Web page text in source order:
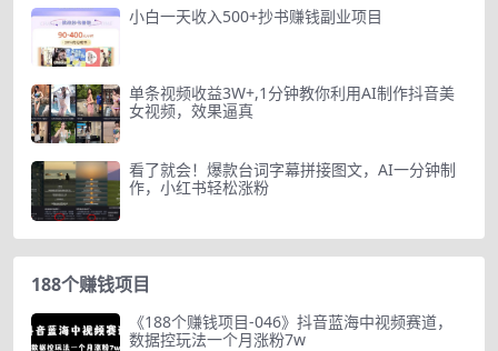
小白一天收入500+抄书赚钱副业项目
单条视频收益3W+,1分钟教你利用AI制作抖音美
女视频，效果逼真
看了就会！爆款台词字幕拼接图文，AI一分钟制
作，小红书轻松涨粉
188个赚钱项目
《188个赚钱项目-046》抖音蓝海中视频赛道，
数据控玩法一个月涨粉7w